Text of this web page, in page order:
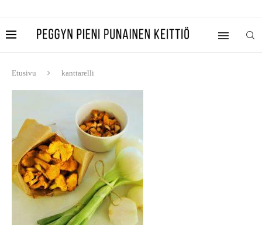
Etusivu kanttarelli